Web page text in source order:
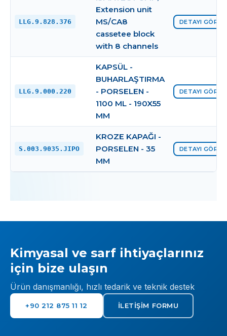
LLG.9.828.376
Extension unit
MS/CA8
cassetee block
with 8 channels
DETAYI
LLG.9.000.220
KAPSÜL -
BUHARLAŞTIRMA
- PORSELEN -
1100 ML - 190X55
MM
DETAYI
S.003.9035.JIPO
KROZE KAPAĞI -
PORSELEN - 35
MM
DETAYI
Kimyasal ve sarf ihtiyaçlarınız
için bize ulaşın
Ürün danışmanlığı, hızlı tedarik ve teknik destek
+90 212 875 11 12 İLETIŞIM FORMU